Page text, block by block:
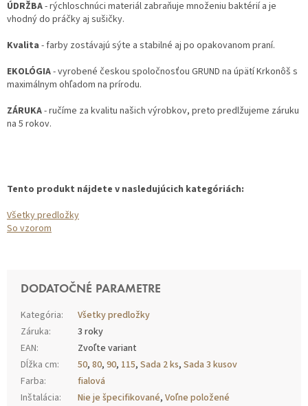
ÚDRŽBA- rýchloschnúci materiál zabraňuje množeniu baktérií a je
vhodný do práčky aj sušičky.
Kvalita - farby zostávajú sýte a stabilné aj po opakovanom praní.
EKOLÓGIA- vyrobené českou spoločnosťou GRUND na úpätí Krkonôš s
maximálnym ohľadom na prírodu.
ZÁRUKA- ručíme za kvalitu našich výrobkov, preto predlžujeme záruku
na 5 rokov.
Tento produkt nájdete v nasledujúcich kategóriách:
Všetky predložky
So vzorom
DODATOČNÉ PARAMETRE
Kategória:
Všetky predložky
Záruka:
3 roky
EAN:
Zvoľte variant
Dĺžka cm: 50, 80, 90, 115, Sada 2 ks, Sada 3 kusov
Farba:
fialová
Inštalácia: Nie je špecifikované, Voľne položené